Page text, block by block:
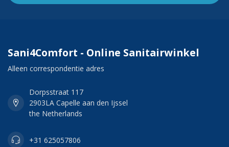
Sani4Comfort - Online Sanitairwinkel
Alleen correspondentie adres
Dorpsstraat 117
2903LA Capelle aan den Ijssel
the Netherlands
+31 625057806